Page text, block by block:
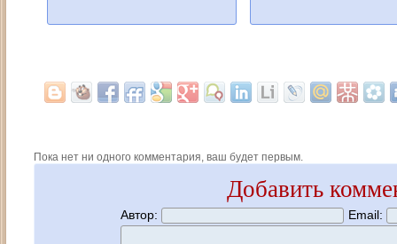
Пока нет ни одного комментария, ваш будет первым.
Добавить
Автор: Email: